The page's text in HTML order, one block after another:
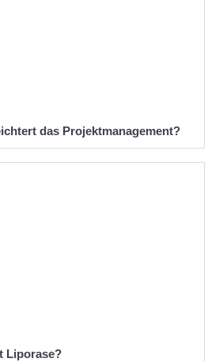
das Projektmanagement?
Liporase?